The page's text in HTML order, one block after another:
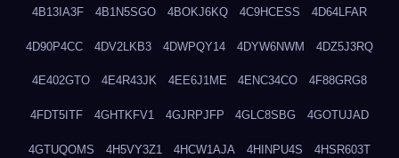
4B13IA3F 4B1N5SGO 4BOKJ6KQ 4C9HCESS 4D64LFAR
4D90P4CC 4DV2LKB3 4DWPQY14 4DYW6NWM 4DZ5J3RQ
4E402GTO 4E4R43JK 4EE6J1ME 4ENC34CO 4F88GRG8
4FDT5ITF 4GHTKFV1 4GJRPJFP 4GLC8SBG 4GOTUJAD
4GTUQOMS 4H5VY3Z1 4HCW1AJA 4HINPU4S 4HSR603T